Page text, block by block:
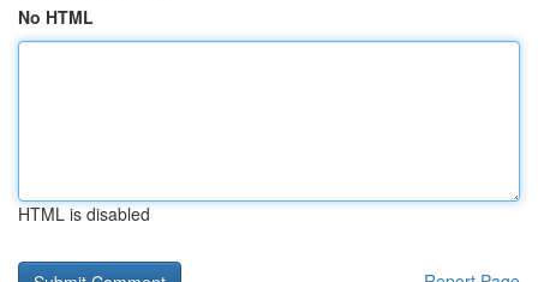
No HTML
HTML is disabled